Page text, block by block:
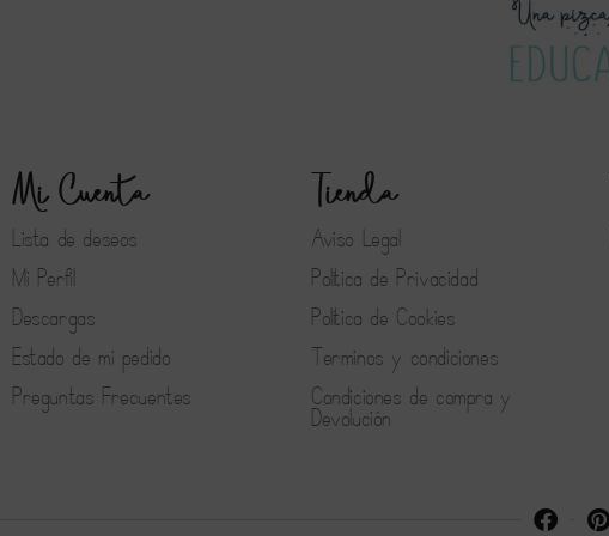
Mi Cuenta
Lista de deseos
Mi Perfil
Descargas
Estado de mi pedido
Preguntas Frecuentes
Tienda
Aviso Legal
Política de Privacidad
Política de Cookies
Terminos y condiciones
Condiciones de compra y
Devolución